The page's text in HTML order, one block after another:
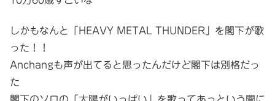
しかもなんと「HEAVY METAL THUNDER」を閣下が歌
った！！
Anchangも声が出てると思ったんだけど閣下は別格だっ
た